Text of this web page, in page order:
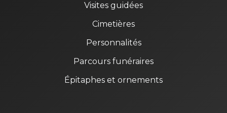
Visites guidées
Cimetières
Personnalités
Parcours funéraires
Épitaphes et ornements